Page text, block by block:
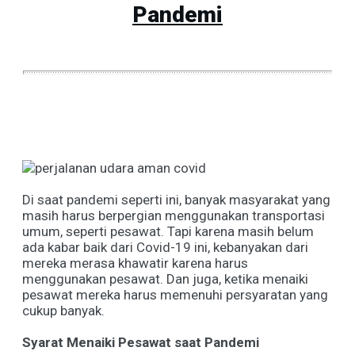
Pandemi
Di saat pandemi seperti ini, banyak masyarakat yang
masih harus berpergian menggunakan transportasi
umum, seperti pesawat. Tapi karena masih belum
ada kabar baik dari Covid-19 ini, kebanyakan dari
mereka merasa khawatir karena harus
menggunakan pesawat. Dan juga, ketika menaiki
pesawat mereka harus memenuhi persyaratan yang
cukup banyak.
Syarat Menaiki Pesawat saat Pandemi